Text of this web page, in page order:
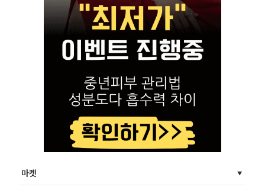
마켓